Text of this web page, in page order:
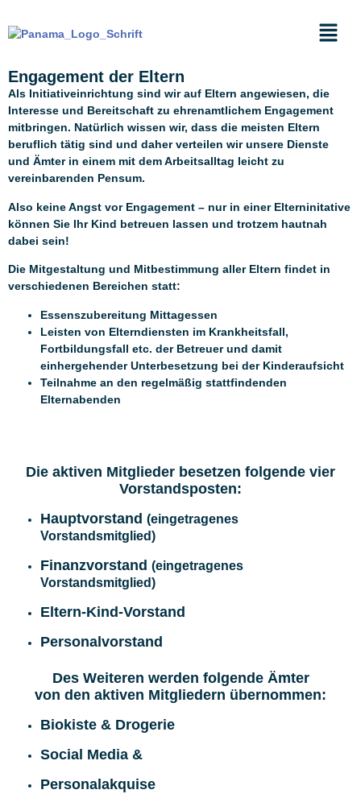
Engagement der Eltern
Als Initiativeinrichtung sind wir auf Eltern angewiesen, die
Interesse und Bereitschaft zu ehrenamtlichem Engagement
mitbringen. Natürlich wissen wir, dass die meisten Eltern
beruflich tätig sind und daher verteilen wir unsere Dienste
und Ämter in einem mit dem Arbeitsalltag leicht zu
vereinbarenden Pensum.
Also keine Angst vor Engagement – nur in einer Elterninitative
können Sie Ihr Kind betreuen lassen und trotzem hautnah
dabei sein!
Die Mitgestaltung und Mitbestimmung aller Eltern findet in
verschiedenen Bereichen statt:
Essenszubereitung Mittagessen
Leisten von Elterndiensten im Krankheitsfall,
Fortbildungsfall etc. der Betreuer und damit
einhergehender Unterbesetzung bei der Kinderaufsicht
Teilnahme an den regelmäßig stattfindenden
Elternabenden
Die aktiven Mitglieder besetzen folgende vier
Vorstandsposten:
Hauptvorstand (eingetragenes
Vorstandsmitglied)
Finanzvorstand (eingetragenes
Vorstandsmitglied)
Eltern-Kind-Vorstand
Personalvorstand
Des Weiteren werden folgende Ämter
von den aktiven Mitgliedern übernommen:
Biokiste & Drogerie
Social Media &
Personalakquise